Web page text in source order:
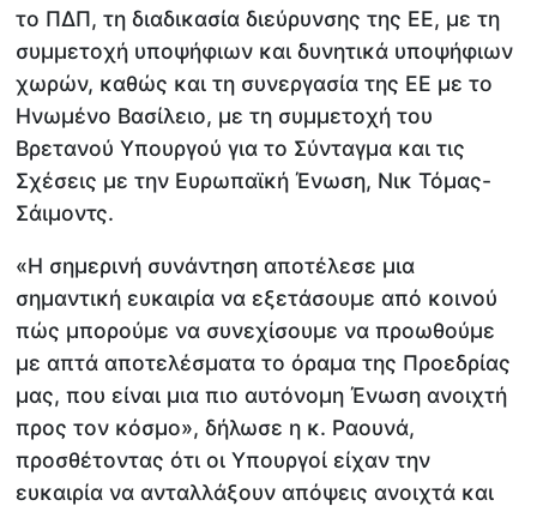
το ΠΔΠ, τη διαδικασία διεύρυνσης της ΕΕ, με τη
συμμετοχή υποψήφιων και δυνητικά υποψήφιων
χωρών, καθώς και τη συνεργασία της ΕΕ με το
Ηνωμένο Βασίλειο, με τη συμμετοχή του
Βρετανού Υπουργού για το Σύνταγμα και τις
Σχέσεις με την Ευρωπαϊκή Ένωση, Νικ Τόμας-
Σάιμοντς.
«Η σημερινή συνάντηση αποτέλεσε μια
σημαντική ευκαιρία να εξετάσουμε από κοινού
πώς μπορούμε να συνεχίσουμε να προωθούμε
με απτά αποτελέσματα το όραμα της Προεδρίας
μας, που είναι μια πιο αυτόνομη Ένωση ανοιχτή
προς τον κόσμο», δήλωσε η κ. Ραουνά,
προσθέτοντας ότι οι Υπουργοί είχαν την
ευκαιρία να ανταλλάξουν απόψεις ανοιχτά και